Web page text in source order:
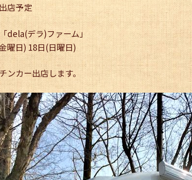
店予定
dela(デラ)ファーム」
曜日) 18日(日曜日)
ンカー出店します。